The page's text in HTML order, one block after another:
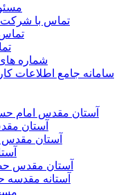
تماس با شرکت
تماس
شماره
سامانه جامع اطلاعات
آستان مقدس امام
آستان
آستان مقدس
آستان مقدس
آستانه